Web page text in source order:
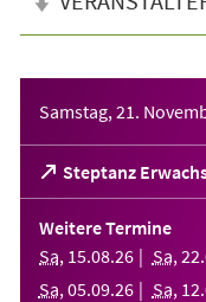
Samstag, 21.
Steptanz
(Öffnet
in
einem
neuen
Tab)
Weitere Termine
Sa, 15.08.26 Sa, 22.
Sa, 05.09.26 Sa, 12.